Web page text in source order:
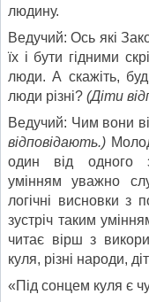
людину.
Ведучий: Ось які
їх і бути гідними
люди. А скажіть,
люди різні? (Діти
Ведучий: Чим вони
відповідають.)
один від одного
умінням уважно
логічні висновки з
зустріч таким
читає вірш з
куля, різні народи,
«Під сонцем куля є